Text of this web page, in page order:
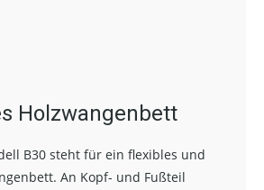
Holzwangenbett
B30 steht für ein flexibles und
An Kopf- und Fußteil